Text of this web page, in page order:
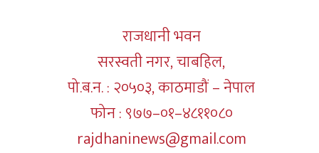
राजधानी भवन
सरस्वती नगर, चाबहिल,
पो.ब.न. : २०५०३, काठमाडौं – नेपाल
फोन : ९७७–०१–४८११०८०
rajdhaninews@gmail.com